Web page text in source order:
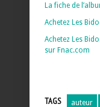
La fiche de
Achetez Les
Achetez Les
sur Fnac.com
TAGS auteur